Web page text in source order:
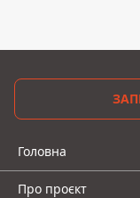
Головна
Про проєкт